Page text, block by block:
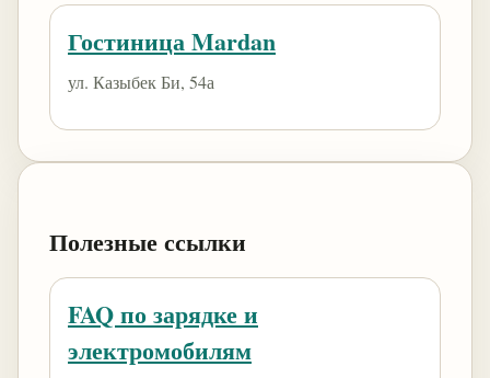
Гостиница Mardan
ул. Казыбек Би, 54а
Полезные ссылки
FAQ по зарядке и
электромобилям